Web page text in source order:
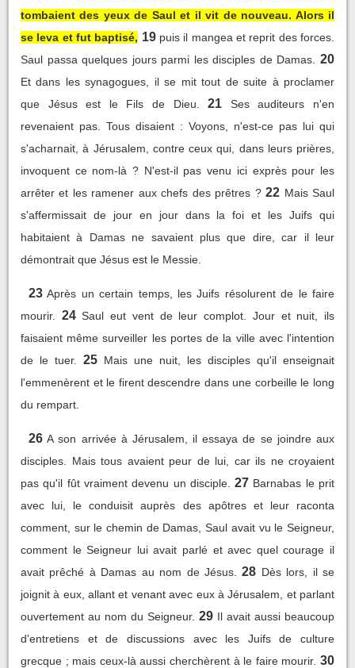
tombaient des yeux de Saul et il vit de nouveau. Alors il
se leva et fut baptisé, 19 puis il mangea et reprit des forces.
Saul passa quelques jours parmi les disciples de Damas.
20
Et dans les synagogues, il se mit tout de suite à proclamer
que Jésus est le Fils de Dieu.
21
Ses auditeurs n'en
revenaient pas. Tous disaient : Voyons, n'est-ce pas lui qui
s'acharnait, à Jérusalem, contre ceux qui, dans leurs prières,
invoquent ce nom-là ? N'est-il pas venu ici exprès pour les
arrêter et les ramener aux chefs des prêtres ? 22 Mais Saul
s'affermissait de jour en jour dans la foi et les Juifs qui
habitaient à Damas ne savaient plus que dire, car il leur
démontrait que Jésus est le Messie.
23 Après un certain temps, les Juifs résolurent de le faire
mourir.
24 Saul eut vent de leur complot. Jour et nuit, ils
faisaient même surveiller les portes de la ville avec l'intention
de le tuer.
25 Mais une nuit, les disciples qu'il enseignait
l'emmenèrent et le firent descendre dans une corbeille le long
du rempart.
26 A son arrivée à Jérusalem, il essaya de se joindre aux
disciples. Mais tous avaient peur de lui, car ils ne croyaient
pas qu'il fût vraiment devenu un disciple. 27 Barnabas le prit
avec lui, le conduisit auprès des apôtres et leur raconta
comment, sur le chemin de Damas, Saul avait vu le Seigneur,
comment le Seigneur lui avait parlé et avec quel courage il
avait prêché à Damas au nom de Jésus.
28 Dès lors, il se
joignit à eux, allant et venant avec eux à Jérusalem, et parlant
ouvertement au nom du Seigneur. 29 Il avait aussi beaucoup
d'entretiens et de discussions avec les Juifs de culture
grecque ; mais ceux-là aussi cherchèrent à le faire mourir. 30